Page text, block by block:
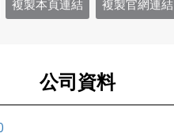
複製本頁連結 複製官網連結
公司資料